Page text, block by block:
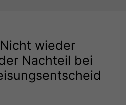
wieder
Nachteil bei